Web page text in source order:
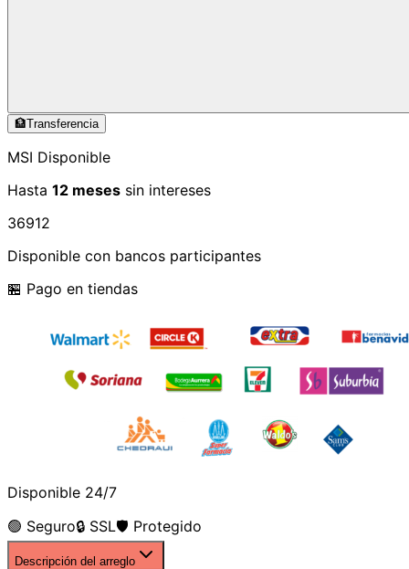
🏦Transferencia
MSI Disponible
Hasta 12 meses sin intereses
36912
Disponible con bancos participantes
🏪 Pago en tiendas
Disponible 24/7
🟢 Seguro🔒 SSL🛡️ Protegido
Descripción del arreglo